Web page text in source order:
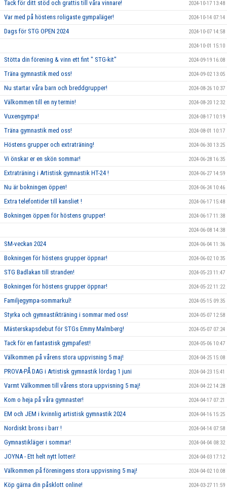
Tack för ditt stöd och grattis till våra vinnare! 2024-10-17 13:48
Var med på höstens roligaste gympaläger! 2024-10-14 07:14
Dags för STG OPEN 2024 2024-10-07 14:58
2024-10-01 15:10
Stötta din förening & vinn ett fint " STG-kit" 2024-09-19 16:08
Träna gymnastik med oss! 2024-09-02 13:05
Nu startar våra barn och breddgrupper! 2024-08-26 10:37
Välkommen till en ny termin! 2024-08-20 12:32
Vuxengympa! 2024-08-17 10:19
Träna gymnastik med oss! 2024-08-01 10:17
Höstens grupper och extraträning! 2024-06-30 13:25
Vi önskar er en skön sommar! 2024-06-28 16:35
Extraträning i Artistisk gymnastik HT-24 ! 2024-06-27 14:59
Nu är bokningen öppen! 2024-06-24 10:46
Extra telefontider till kansliet ! 2024-06-17 15:48
Bokningen öppen för höstens grupper! 2024-06-17 11:38
2024-06-08 14:38
SM-veckan 2024 2024-06-04 11:36
Bokningen för höstens grupper öppnar! 2024-06-02 10:35
STG Badlakan till stranden! 2024-05-23 11:47
Bokningen för höstens grupper öppnar! 2024-05-22 11:22
Familjegympa-sommarkul! 2024-05-15 09:35
Styrka och gymnastikträning i sommar med oss! 2024-05-07 12:58
Mästerskapsdebut för STGs Emmy Malmberg! 2024-05-07 07:24
Tack för en fantastisk gympafest! 2024-05-06 10:47
Välkommen på vårens stora uppvisning 5 maj! 2024-04-25 15:08
PROVA-PÅ DAG i Artistisk gymnastik lördag 1 juni 2024-04-23 15:41
Varmt Välkommen till vårens stora uppvisning 5 maj! 2024-04-22 14:28
Kom o heja på våra gymnaster! 2024-04-17 07:21
EM och JEM i kvinnlig artistisk gymnastik 2024 2024-04-16 15:25
Nordiskt brons i barr ! 2024-04-14 07:58
Gymnastikläger i sommar! 2024-04-04 08:32
JOYNA - Ett helt nytt lotteri! 2024-04-03 17:12
Välkommen på föreningens stora uppvisning 5 maj! 2024-04-02 10:08
Köp gärna din påsklott online! 2024-03-27 11:59